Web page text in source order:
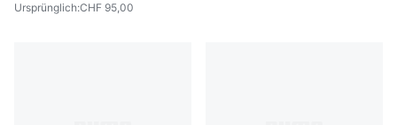
Ursprünglich:CHF 95,00